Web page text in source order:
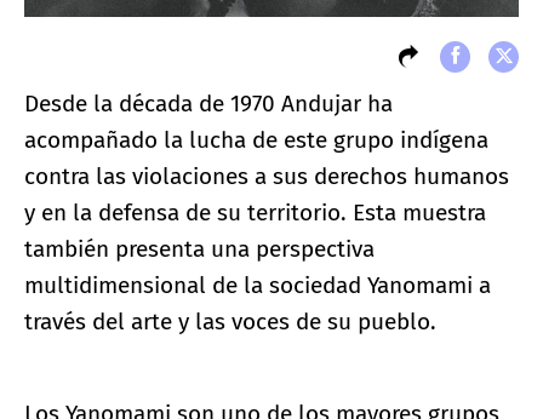
Desde la década de 1970 Andujar ha
acompañado la lucha de este grupo indígena
contra las violaciones a sus derechos humanos
y en la defensa de su territorio. Esta muestra
también presenta una perspectiva
multidimensional de la sociedad Yanomami a
través del arte y las voces de su pueblo.